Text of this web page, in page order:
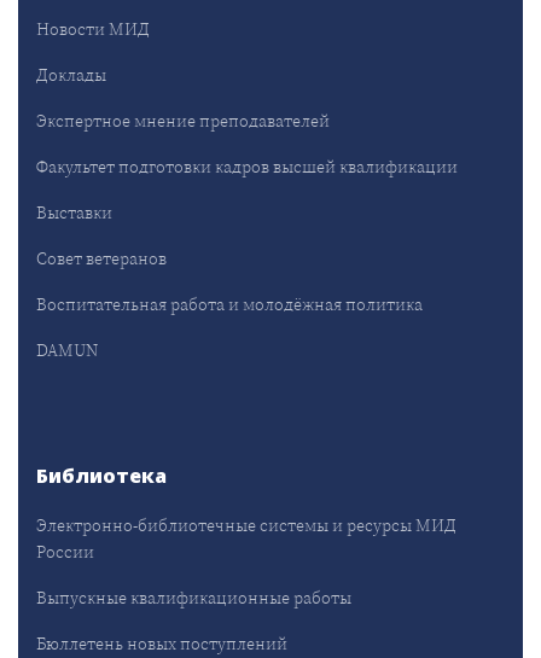
Новости МИД
Доклады
Экспертное мнение преподавателей
Факультет подготовки кадров высшей квалификации
Выставки
Совет ветеранов
Воспитательная работа и молодёжная политика
DAMUN
Библиотека
Электронно-библиотечные системы и ресурсы МИД
России
Выпускные квалификационные работы
Бюллетень новых поступлений